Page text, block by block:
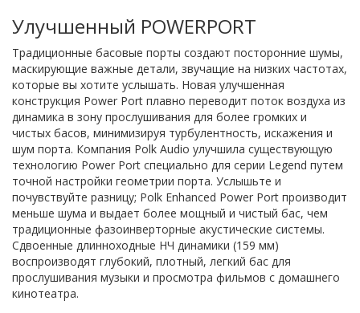
Улучшенный POWERPORT
Традиционные басовые порты создают посторонние шумы,
маскирующие важные детали, звучащие на низких частотах,
которые вы хотите услышать. Новая улучшенная
конструкция Power Port плавно переводит поток воздуха из
динамика в зону прослушивания для более громких и
чистых басов, минимизируя турбулентность, искажения и
шум порта. Компания Polk Audio улучшила существующую
технологию Power Port специально для серии Legend путем
точной настройки геометрии порта. Услышьте и
почувствуйте разницу; Polk Enhanced Power Port производит
меньше шума и выдает более мощный и чистый бас, чем
традиционные фазоинверторные акустические системы.
Сдвоенные длинноходные НЧ динамики (159 мм)
воспроизводят глубокий, плотный, легкий бас для
прослушивания музыки и просмотра фильмов с домашнего
кинотеатра.